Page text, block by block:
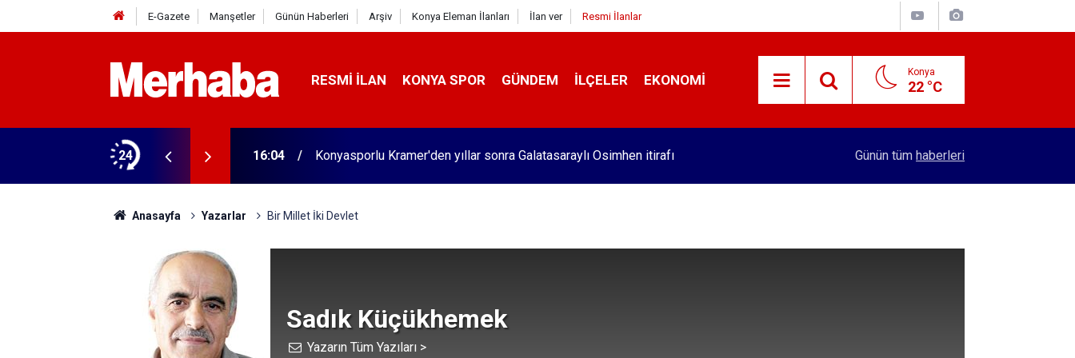
E-Gazete Manşetler Günün Haberleri Arşiv Konya Eleman İlanları İlan ver Resmi İlanlar
RESMI İLAN KONYA SPOR GÜNDEM İLÇELER EKONOMI Konya
22 °C
24
313 beygir motoru var 16:04 Konyasporlu Kramer'den yıllar sonra Galatasaraylı Osimhen itirafı Merkez Bankası rezervleri açıklandı
Günün tüm haberleri
Anasayfa Yazarlar Bir Millet İki Devlet
Sadık Küçükhemek
Yazarın Tüm Yazıları >